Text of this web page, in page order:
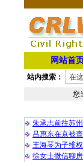
网站首
站内搜索：
您
朱承志前往苏
吕惠东在京被
王海琴为子维
徐女士微信聊